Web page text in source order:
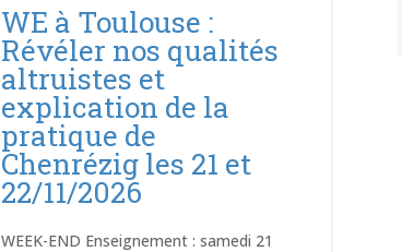
WE à Toulouse :
Révéler nos qualités
altruistes et
explication de la
pratique de
Chenrézig les 21 et
22/11/2026
WEEK-END Enseignement : samedi 21